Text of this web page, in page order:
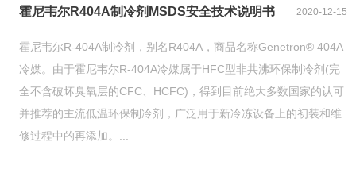
2020-12-15
霍尼韦尔R404A制冷剂MSDS安全技术说明书
霍尼韦尔R-404A制冷剂，别名R404A，商品名称Genetron® 404A
冷媒。由于霍尼韦尔R-404A冷媒属于HFC型非共沸环保制冷剂(完
全不含破坏臭氧层的CFC、HCFC)，得到目前绝大多数国家的认可
并推荐的主流低温环保制冷剂，广泛用于新冷冻设备上的初装和维
修过程中的再添加。...